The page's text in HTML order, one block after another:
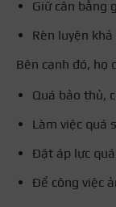
Giữ cân bằng
Rèn luyện
Bên cạnh đó, họ
Quá bảo thủ,
Làm việc quá
Đặt áp lực
Để công việc